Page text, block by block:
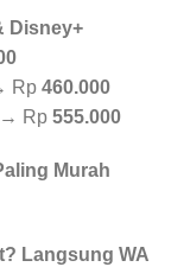
Disney+
Rp 460.000
→ Rp 555.000
Murah
Langsung WA